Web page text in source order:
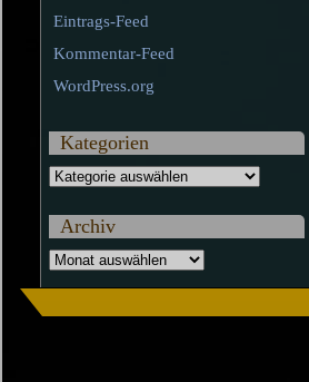
Eintrags-Feed
Kommentar-Feed
WordPress.org
Kategorien
Kategorien
Archiv
Archiv